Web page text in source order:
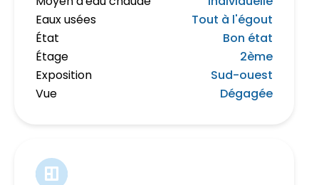
Eaux usées
Tout à l'égout
État
Bon état
Étage
2ème
Exposition
Sud-ouest
Vue
Dégagée